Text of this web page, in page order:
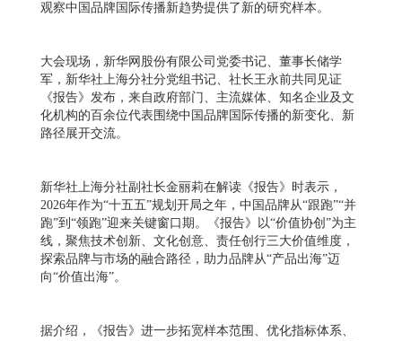
观察中国品牌国际传播新趋势提供了新的研究样本。
大会现场，新华网股份有限公司党委书记、董事长储学
军，新华社上海分社分党组书记、社长王永前共同见证
《报告》发布，来自政府部门、主流媒体、知名企业及文
化机构的百余位代表围绕中国品牌国际传播的新变化、新
路径展开交流。
新华社上海分社副社长金丽莉在解读《报告》时表示，
2026年作为“十五五”规划开局之年，中国品牌从“跟跑”“并
跑”到“领跑”迎来关键窗口期。《报告》以“价值协创”为主
线，聚焦技术创新、文化创意、责任创行三大价值维度，
探索品牌与市场的融合路径，助力品牌从“产品出海”迈
向“价值出海”。
据介绍，《报告》进一步拓宽样本范围、优化指标体系、